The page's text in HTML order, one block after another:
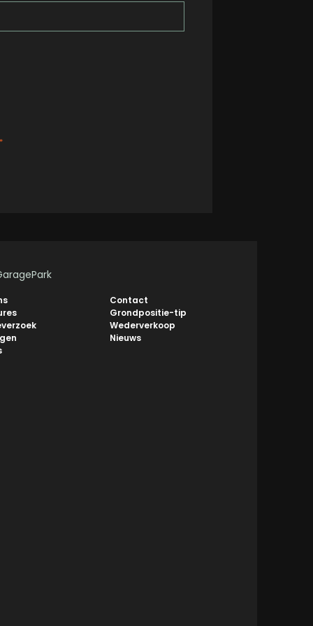
*
Contact
Grondpositie-tip
Wederverkoop
Nieuws